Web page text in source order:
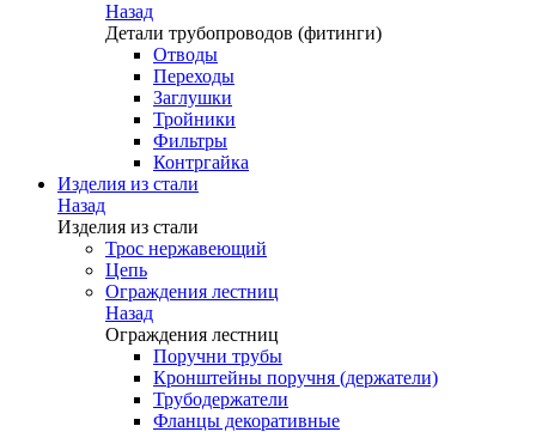
Назад
Детали трубопроводов (фитинги)
Отводы
Переходы
Заглушки
Тройники
Фильтры
Контргайка
Изделия из стали
Назад
Изделия из стали
Трос нержавеющий
Цепь
Ограждения лестниц
Назад
Ограждения лестниц
Поручни трубы
Кронштейны поручня (держатели)
Трубодержатели
Фланцы декоративные